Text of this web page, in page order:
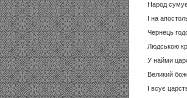
Народ
І на
Чернець
Людською
У найми
Великий
I всує